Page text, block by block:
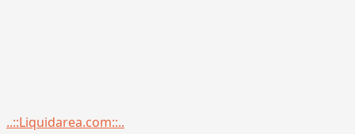
Menu
..::Liquidarea.com::..